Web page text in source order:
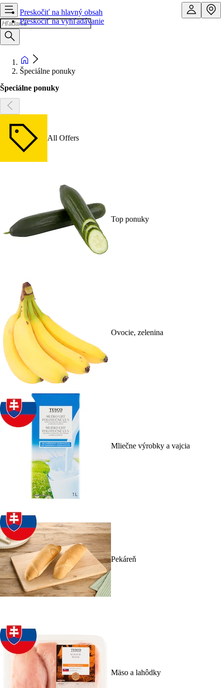
Preskočiť na hlavný obsah
Preskočiť na vyhľadávanie
Špeciálne ponuky
Špeciálne ponuky
All Offers
Top ponuky
Ovocie, zelenina
Mliečne výrobky a vajcia
Pekáreň
Mäso a lahôdky